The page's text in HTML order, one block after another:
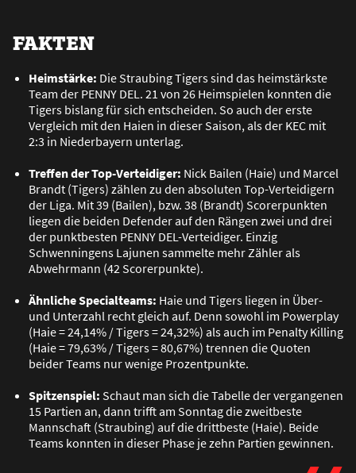
FAKTEN
Heimstärke: Die Straubing Tigers sind das heimstärkste
Team der PENNY DEL. 21 von 26 Heimspielen konnten die
Tigers bislang für sich entscheiden. So auch der erste
Vergleich mit den Haien in dieser Saison, als der KEC mit
2:3 in Niederbayern unterlag.
Treffen der Top-Verteidiger: Nick Bailen (Haie) und Marcel
Brandt (Tigers) zählen zu den absoluten Top-Verteidigern
der Liga. Mit 39 (Bailen), bzw. 38 (Brandt) Scorerpunkten
liegen die beiden Defender auf den Rängen zwei und drei
der punktbesten PENNY DEL-Verteidiger. Einzig
Schwenningens Lajunen sammelte mehr Zähler als
Abwehrmann (42 Scorerpunkte).
Ähnliche Specialteams: Haie und Tigers liegen in Über-
und Unterzahl recht gleich auf. Denn sowohl im Powerplay
(Haie = 24,14% / Tigers = 24,32%) als auch im Penalty Killing
(Haie = 79,63% / Tigers = 80,67%) trennen die Quoten
beider Teams nur wenige Prozentpunkte.
Spitzenspiel: Schaut man sich die Tabelle der vergangenen
15 Partien an, dann trifft am Sonntag die zweitbeste
Mannschaft (Straubing) auf die drittbeste (Haie). Beide
Teams konnten in dieser Phase je zehn Partien gewinnen.